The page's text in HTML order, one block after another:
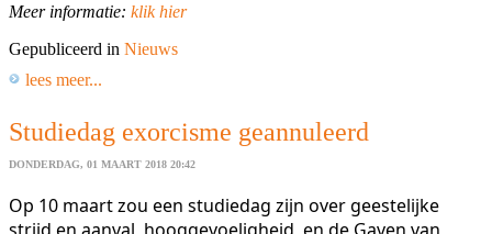
Meer informatie: klik hier
Gepubliceerd in Nieuws
lees meer...
Studiedag exorcisme geannuleerd
DONDERDAG, 01 MAART 2018 20:42
Op 10 maart zou een studiedag zijn over geestelijke